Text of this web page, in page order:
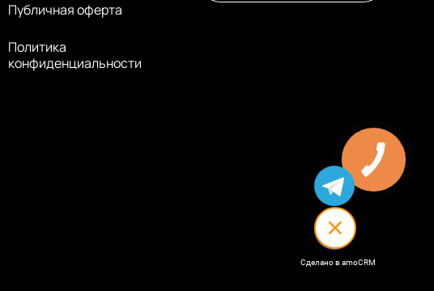
Публичная оферта
Политика
конфиденциальности
Сделано в amoCRM